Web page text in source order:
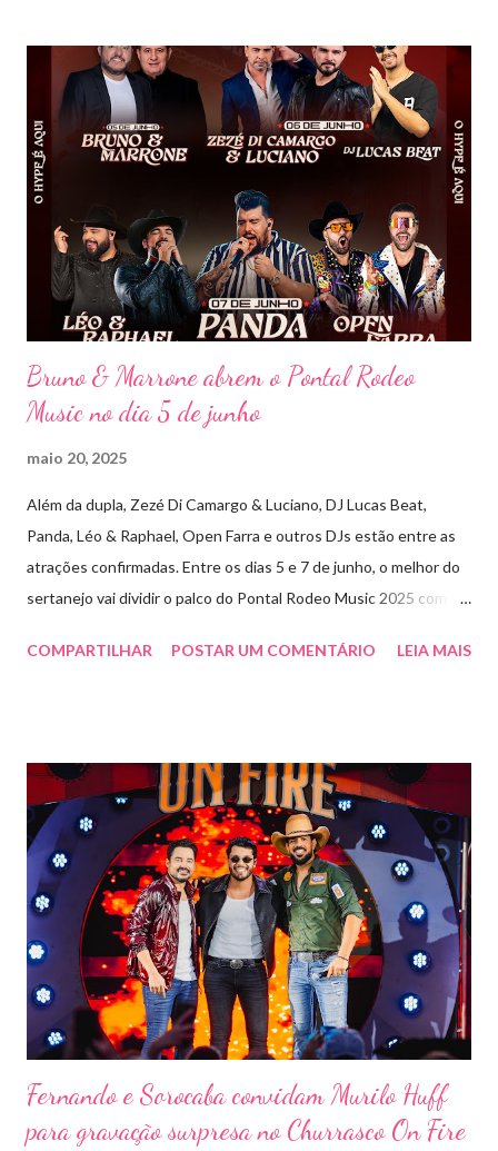
única, com o público cantando junto do início ao fim. Criado em
2018, o projeto Violada BeD se tornou uma verdadeira marca
registrada da carreira da dupla, oferecendo ao público um show
imersivo, com horas de duração, que mistura grandes clássicos
do sertanejo com homenagens a outros gêneros. No palco,
Bruninho & Davi transitam com naturalidade entre os seus hits e
releituras de artistas como Sandy & Junior, CPM 22 e
Detonautas, cria...
Bruno & Marrone abrem o Pontal Rodeo
Music no dia 5 de junho
maio 20, 2025
Além da dupla, Zezé Di Camargo & Luciano, DJ Lucas Beat,
Panda, Léo & Raphael, Open Farra e outros DJs estão entre as
atrações confirmadas. Entre os dias 5 e 7 de junho, o melhor do
sertanejo vai dividir o palco do Pontal Rodeo Music 2025 com o
outras atrações. Esta edição da festa, que ocupa lugar de
requisitados pelos organizadores de eventos em todo o país.
Pela segunda vez, a organização do evento está a cargo da
Marini Eventos — empresa com ampla experiência na promoção
de grandes festivais pelo Brasil, como a retomada da FAPIL
(Feira Agropecuária e Industrial de Leme) no ano passado. O
Pontal Rodeo Music reforça mais uma vez seu compromisso
social: os ingressos poderão ser trocados por 1 kg de alimento
não perecível. Toda a arr...
COMPARTILHAR POSTAR UM COMENTÁRIO LEIA MAIS
Fernando e Sorocaba convidam Murilo Huff
para gravação surpresa no Churrasco On Fire